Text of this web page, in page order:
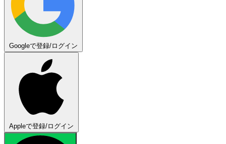
Googleで登録/ログイン
Appleで登録/ログイン